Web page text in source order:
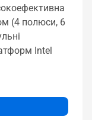
(4 полюси, 6
Intel